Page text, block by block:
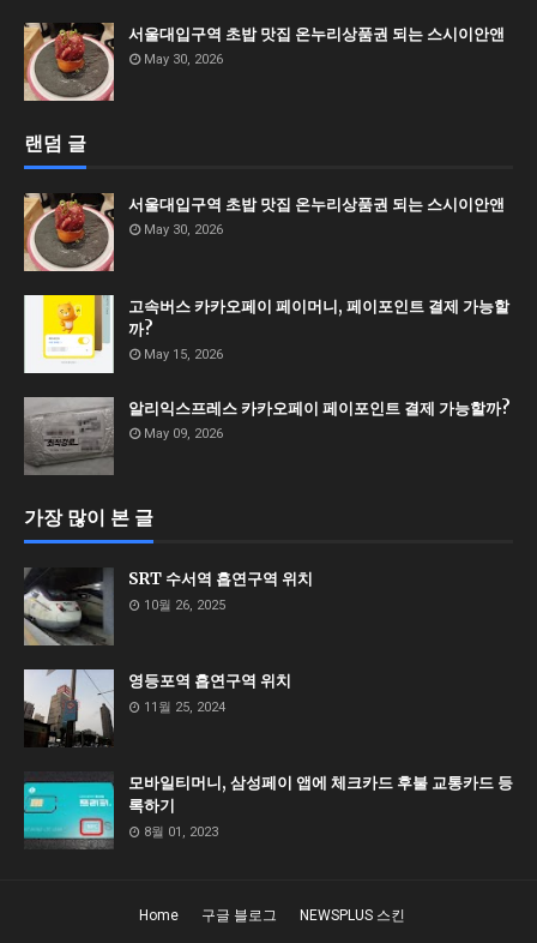
서울대입구역 초밥 맛집 온누리상품권 되는 스시이안앤
May 30, 2026
랜덤 글
서울대입구역 초밥 맛집 온누리상품권 되는 스시이안앤
May 30, 2026
고속버스 카카오페이 페이머니, 페이포인트 결제 가능할
까?
May 15, 2026
알리익스프레스 카카오페이 페이포인트 결제 가능할까?
May 09, 2026
가장 많이 본 글
SRT 수서역 흡연구역 위치
10월 26, 2025
영등포역 흡연구역 위치
11월 25, 2024
모바일티머니, 삼성페이 앱에 체크카드 후불 교통카드 등
록하기
8월 01, 2023
Home 구글 블로그 NEWSPLUS 스킨